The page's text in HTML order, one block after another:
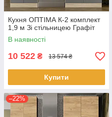
Кухня ОПТІМА К-2 комплект
1,9 м Зі стільницею Графіт
В наявності
10 522 ₴ 13 574 ₴
Купити
–22%